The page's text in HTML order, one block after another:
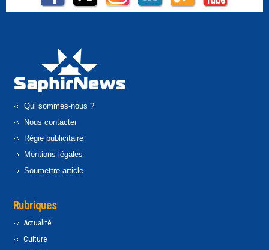
Qui sommes-nous ?
Nous contacter
Régie publicitaire
Mentions légales
Soumettre article
Rubriques
Actualité
Culture